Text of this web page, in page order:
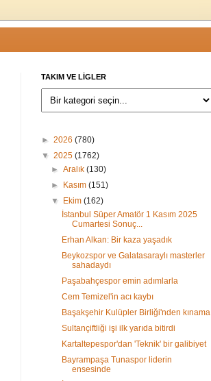
TAKIM VE LİGLER
► 2026 (780)
▼ 2025 (1762)
►Aralık(130)
►
Kasım(151)
▼
Ekim(162)
İstanbul Süper Amatör 1 Kasım 2025
Cumartesi Sonuç...
Erhan Alkan: Bir kaza yaşadık
Beykozspor ve Galatasaraylı masterler
sahadaydı
Paşabahçespor emin adımlarla
Cem Temizel'in acı kaybı
Başakşehir Kulüpler Birliği'nden kınama
Sultançiftliği işi ilk yarıda bitirdi
Kartaltepespor'dan 'Teknik' bir galibiyet
Bayrampaşa Tunaspor liderin
ensesinde